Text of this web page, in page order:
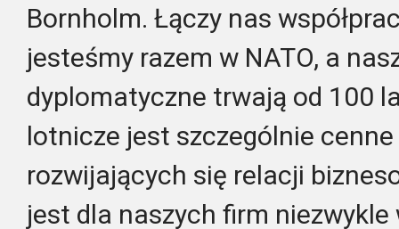
Bornholm. Łączy nas
jesteśmy razem w NATO, a
dyplomatyczne trwają od 100
lotnicze jest szczególnie
rozwijających się relacji
jest dla naszych firm niezwykle